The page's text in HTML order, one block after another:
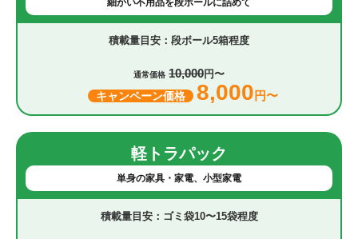
細かい不用品を段ボールに詰めて
段ボール5箱程度
通常価格 10,000円〜
キャンペーン価格 8,000 円〜
軽トラパック
単身の家具・家電、小型家電
ゴミ袋10〜15袋程度